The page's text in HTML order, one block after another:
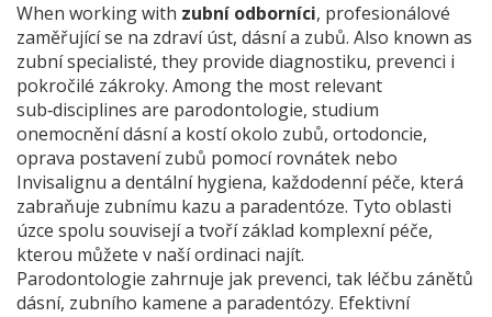
When working with zubní odborníci, profesionálové
zaměřující se na zdraví úst, dásní a zubů. Also known as
zubní specialisté, they provide diagnostiku, prevenci i
pokročilé zákroky. Among the most relevant
sub‑disciplines are parodontologie, studium
onemocnění dásní a kostí okolo zubů, ortodoncie,
oprava postavení zubů pomocí rovnátek nebo
Invisalignu a dentální hygiena, každodenní péče, která
zabraňuje zubnímu kazu a paradentóze. Tyto oblasti
úzce spolu souvisejí a tvoří základ komplexní péče,
kterou můžete v naší ordinaci najít.
Parodontologie zahrnuje jak prevenci, tak léčbu zánětů
dásní, zubního kamene a paradentózy. Efektivní